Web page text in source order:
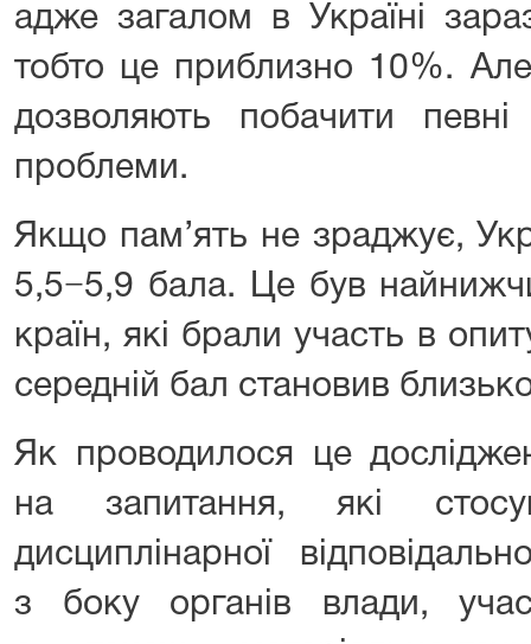
адже загалом в Україні
тобто це приблизно 10%. Але
дозволяють побачити певні
проблеми.
Якщо пам’ять не зраджує,
5,5−5,9 бала. Це був
країн, які брали участь в
середній бал становив
Як проводилося це
на запитання, які
дисциплінарної
з боку органів влади,